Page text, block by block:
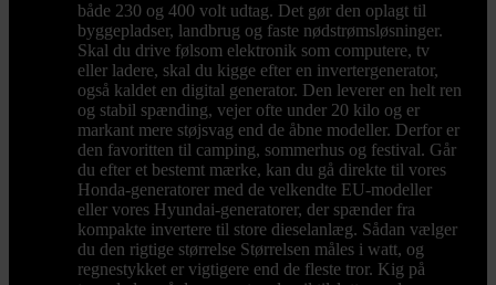
både 230 og 400 volt udtag. Det gør den oplagt til
byggepladser, landbrug og faste nødstrømsløsninger.
Skal du drive følsom elektronik som computere, tv
eller ladere, skal du kigge efter en invertergenerator,
også kaldet en digital generator. Den leverer en helt ren
og stabil spænding, vejer ofte under 20 kilo og er
markant mere støjsvag end de åbne modeller. Derfor er
den favoritten til camping, sommerhus og festival. Går
du efter et bestemt mærke, kan du gå direkte til vores
Honda-generatorer med de velkendte EU-modeller
eller vores Hyundai-generatorer, der spænder fra
kompakte invertere til store dieselanlæg. Sådan vælger
du den rigtige størrelse Størrelsen måles i watt, og
regnestykket er vigtigere end de fleste tror. Kig på